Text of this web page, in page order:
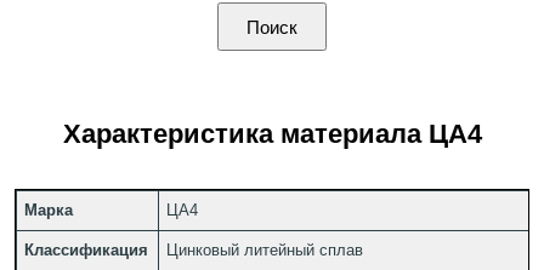
Характеристика материала ЦА4
Марка ЦА4
Классификация Цинковый литейный сплав